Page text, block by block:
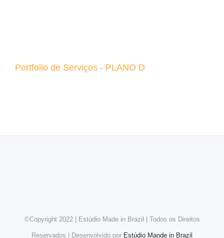
Portfolio de Serviços - PLANO D
©Copyright 2022 | Estúdio Made in Brazil | Todos os Direitos
Reservados | Desenvolvido por Estúdio Mande in Brazil